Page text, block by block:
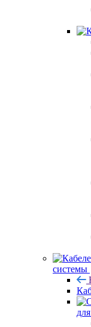
системы